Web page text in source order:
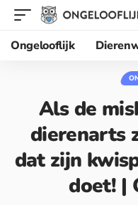
Ongelooflijk
Als de
dierenarts
dat zijn
doet! |